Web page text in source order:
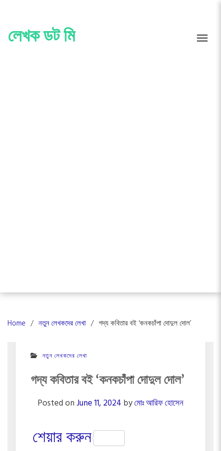
content
লেখক ডট মি
Home নতুন লেখকদের লেখা গদ্য কবিতার বই ‘কনকচাঁপা দোদুল দোল’
নতুন লেখকদের লেখা
গদ্য কবিতার বই ‘কনকচাঁপা দোদুল দোল’
Posted onJune 11, 2024 byমোঃ আরিফ হোসেন
শেয়ার করুন